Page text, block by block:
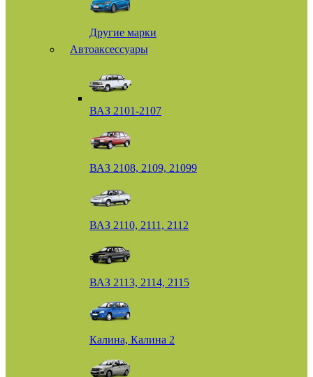
Другие марки
Автоаксессуары
ВАЗ 2101-2107
ВАЗ 2108, 2109, 21099
ВАЗ 2110, 2111, 2112
ВАЗ 2113, 2114, 2115
Калина, Калина 2